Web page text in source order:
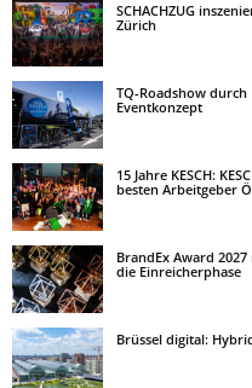
SCHACHZUG
Zürich
TQ-Roadshow
Eventkonzept
15 Jahre KESCH:
besten Arbeitgeber
BrandEx Award
die Einreicherphase
Brüssel digital: